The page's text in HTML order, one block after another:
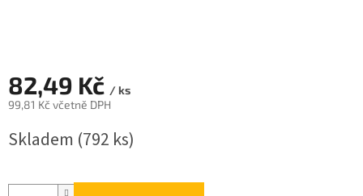
82,49 Kč / ks
99,81 Kč včetně DPH
cena:
Skladem (792 ks)